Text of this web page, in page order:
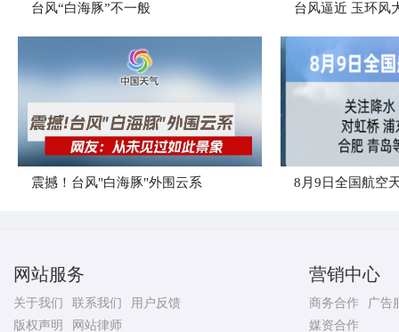
台风“白海豚”不一般 台风逼近 玉环风
震撼！台风"白海豚"外围云系 8月9日全国航空
网站服务
关于我们 联系我们
用户反馈
版权声明
网站律师
营销中心
商务合作
广告
媒资合作